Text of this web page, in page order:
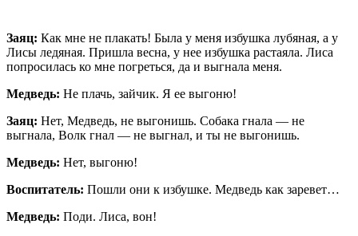
Заяц: Как мне не плакать! Была у меня избушка лубяная, а у
Лисы ледяная. Пришла весна, у нее избушка растаяла. Лиса
попросилась ко мне погреться, да и выгнала меня.
Медведь: Не плачь, зайчик. Я ее выгоню!
Заяц: Нет, Медведь, не выгонишь. Собака гнала — не
выгнала, Волк гнал — не выгнал, и ты не выгонишь.
Медведь: Нет, выгоню!
Воспитатель: Пошли они к избушке. Медведь как заревет…
Медведь: Поди. Лиса, вон!